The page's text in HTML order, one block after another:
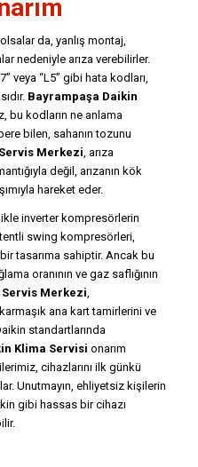
da, yanlış montaj,
nedeniyle arıza verebilirler.
veya “L5” gibi hata kodları,
Bayrampaşa Daikin
bu kodların ne anlama
bilen, sahanın tozunu
Merkezi , arıza
değil, arızanın kök
hareket eder.
inverter kompresörlerin
swing kompresörleri,
tasarıma sahiptir. Ancak bu
oranının ve gaz saflığının
Servis Merkezi,
ana kart tamirlerini ve
standartlarında
Klima Servisi onarım
cihazlarını ilk günkü
Unutmayın, ehliyetsiz kişilerin
gibi hassas bir cihazı